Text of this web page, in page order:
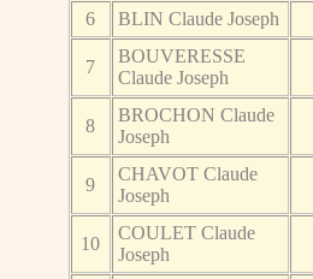
6 BLIN Claude Joseph
7
BOUVERESSE
Claude Joseph
8
BROCHON Claude
Joseph
9
CHAVOT Claude
Joseph
10
COULET Claude
Joseph